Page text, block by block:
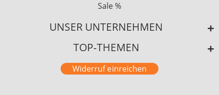
Sale %
UNSER UNTERNEHMEN
TOP-THEMEN
Widerruf einreichen